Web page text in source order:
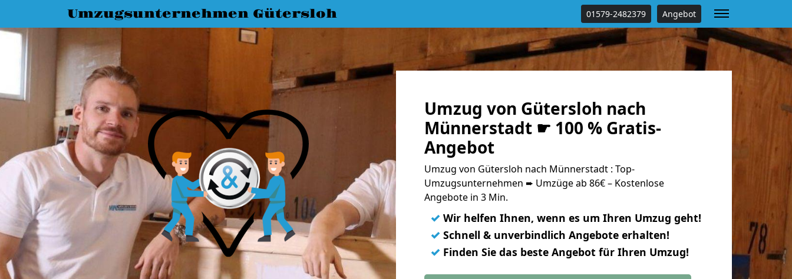
Umzugsunternehmen Gütersloh 01579-2482379 Angebot
Umzug von Gütersloh nach
Münnerstadt ☛ 100 % Gratis-
Angebot
Umzug von Gütersloh nach Münnerstadt : Top-
Umzugsunternehmen ➨ Umzüge ab 86€ – Kostenlose
Angebote in 3 Min.
✓ Wir helfen Ihnen, wenn es um Ihren Umzug geht!
✓ Schnell & unverbindlich Angebote erhalten!
✓ Finden Sie das beste Angebot für Ihren Umzug!